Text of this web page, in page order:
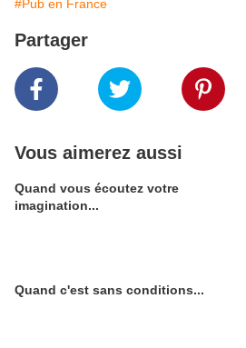
#Pub en France
Partager
Vous aimerez aussi
Quand vous écoutez votre
imagination...
Quand c'est sans conditions...